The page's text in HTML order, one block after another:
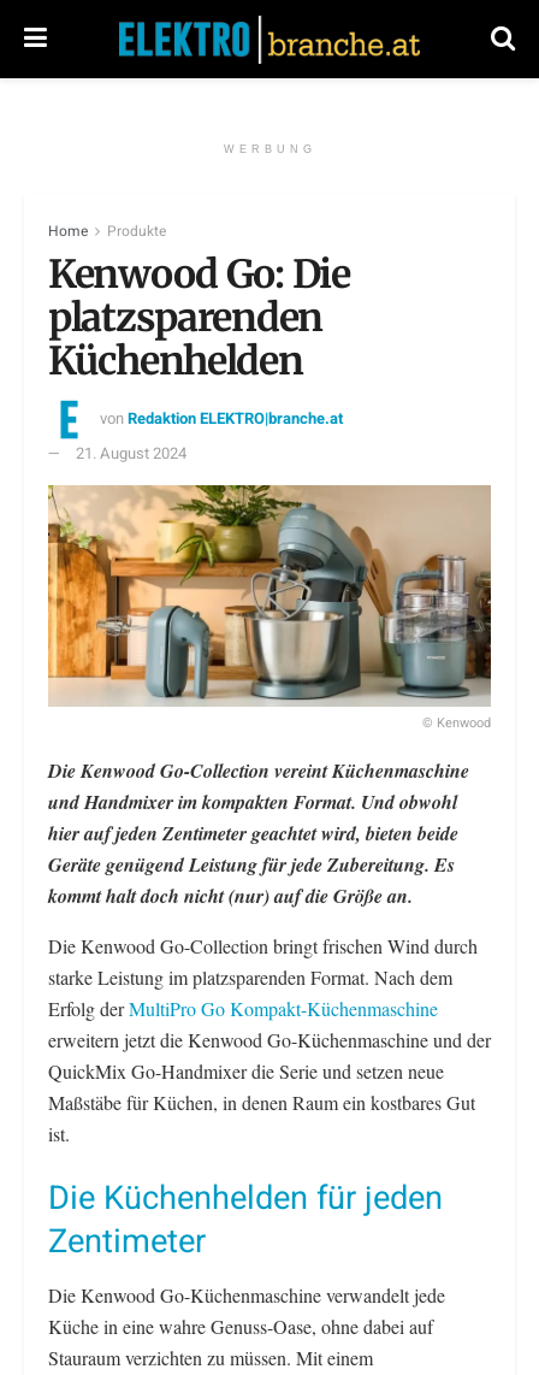
WERBUNG
Home Produkte
Kenwood Go: Die
platzsparenden
Küchenhelden
vonRedaktion ELEKTRO|branche.at
21. August 2024
© Kenwood
Die Kenwood Go-Collection vereint Küchenmaschine
und Handmixer im kompakten Format. Und obwohl
hier auf jeden Zentimeter geachtet wird, bieten beide
Geräte genügend Leistung für jede Zubereitung. Es
kommt halt doch nicht (nur) auf die Größe an.
Die Kenwood Go-Collection bringt frischen Wind durch
starke Leistung im platzsparenden Format. Nach dem
Erfolg derMultiPro Go Kompakt-Küchenmaschine
erweitern jetzt die Kenwood Go-Küchenmaschine und der
QuickMix Go-Handmixer die Serie und setzen neue
Maßstäbe für Küchen, in denen Raum ein kostbares Gut
ist.
Die Küchenhelden für jeden
Zentimeter
Die Kenwood Go-Küchenmaschine verwandelt jede
Küche in eine wahre Genuss-Oase, ohne dabei auf
Stauraum verzichten zu müssen. Mit einem